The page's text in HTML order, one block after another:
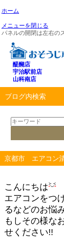
ホーム
メニューを閉じる
パネルの開閉は左右の
醍醐店
宇治駅前店
山科南店
ブログ内検索
京都市 エアコン
こんにちは
エアコンをつ
るなどのお悩
もしその様な
せください!!